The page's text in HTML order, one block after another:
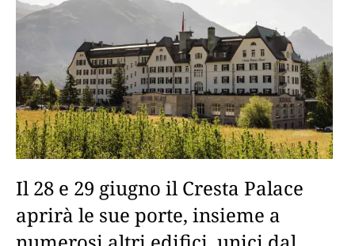
Il 28 e 29 giugno il Cresta Palace
aprirà le sue porte, insieme a